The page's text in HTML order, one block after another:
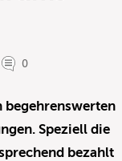
0
begehrenswerten
Speziell die
bezahlt